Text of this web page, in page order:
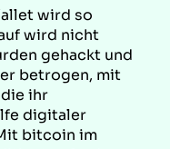
wird so
wird nicht
gehackt und
betrogen, mit
ihr
digitaler
bitcoin im